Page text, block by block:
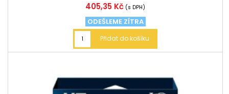
Cena
405,35 Kč (s DPH)
ODEŠLEME ZÍTRA
Přidat do košíku